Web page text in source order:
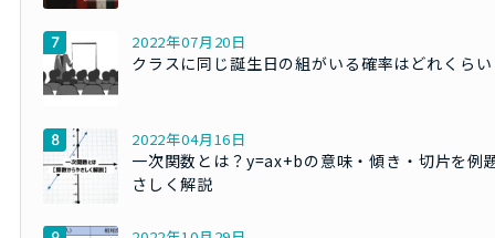
2022年07月20日
クラスに同じ誕生日の組がいる確率はどれくら
2022年04月16日
一次関数とは？y=ax+bの意味・傾き・切片を例
さしく解説